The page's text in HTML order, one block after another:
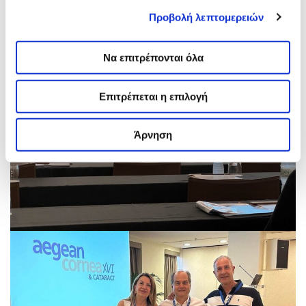
Προβολή λεπτομερειών
Να επιτρέπονται όλα
Επιτρέπεται η επιλογή
Άρνηση